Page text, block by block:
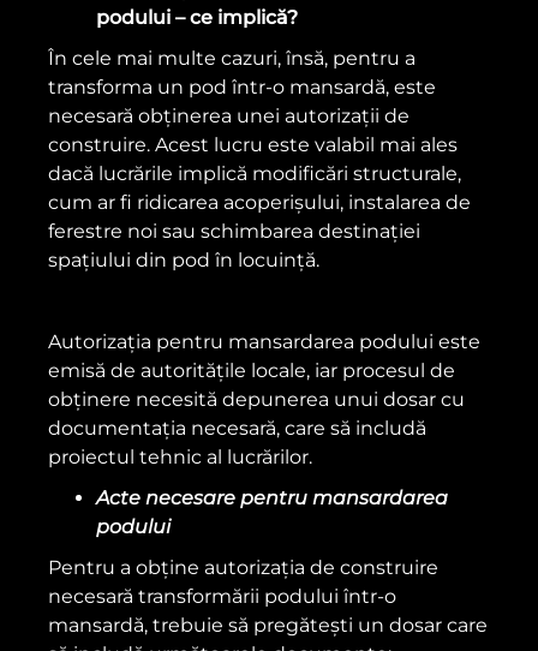
podului – ce implică?
În cele mai multe cazuri, însă, pentru a
transforma un pod într-o mansardă, este
necesară obținerea unei autorizații de
construire. Acest lucru este valabil mai ales
dacă lucrările implică modificări structurale,
cum ar fi ridicarea acoperișului, instalarea de
ferestre noi sau schimbarea destinației
spațiului din pod în locuință.
Autorizația pentru mansardarea podului este
emisă de autoritățile locale, iar procesul de
obținere necesită depunerea unui dosar cu
documentația necesară, care să includă
proiectul tehnic al lucrărilor.
Acte necesare pentru mansardarea
podului
Pentru a obține autorizația de construire
necesară transformării podului într-o
mansardă, trebuie să pregătești un dosar care